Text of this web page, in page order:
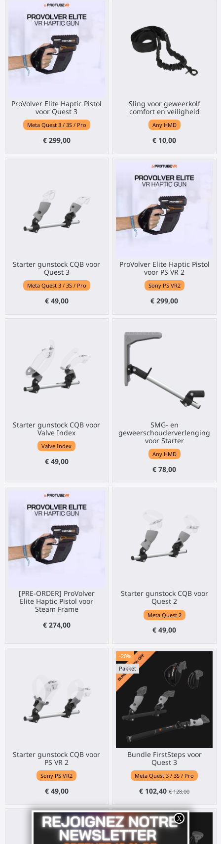
ProVolver Elite Haptic Pistol
voor Quest 3
Meta Quest 3 / 3S / Pro
€ 299,00
Sling voor geweerkolf
comfort en veiligheid
Any HMD
€ 10,00
Starter gunstock CQB voor
Quest 3
Meta Quest 3 / 3S / Pro
€ 49,00
ProVolver Elite Haptic Pistol
voor PS VR 2
Sony PS VR2
€ 299,00
Starter gunstock CQB voor
Valve Index
Valve Index
€ 49,00
SMG- en
geweerschouderverlenging
voor Starter
Any HMD
€ 78,00
[PRE-ORDER] ProVolver
Elite Haptic Pistol voor
Steam Frame
€ 274,00
Starter gunstock CQB voor
Quest 2
Meta Quest 2
€ 49,00
Starter gunstock CQB voor
PS VR 2
Sony PS VR2
€ 49,00
-20%
Pakket
Bundle FirstSteps voor
Quest 3
Meta Quest 3 / 3S / Pro
€ 102,40€ 128,00
Pakket